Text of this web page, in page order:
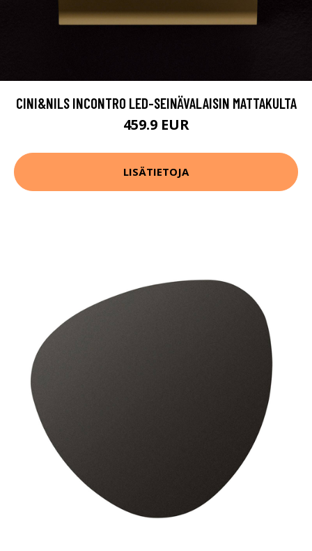
CINI&NILS INCONTRO LED-SEINÄVALAISIN MATTAKULTA
459.9 EUR
LISÄTIETOJA